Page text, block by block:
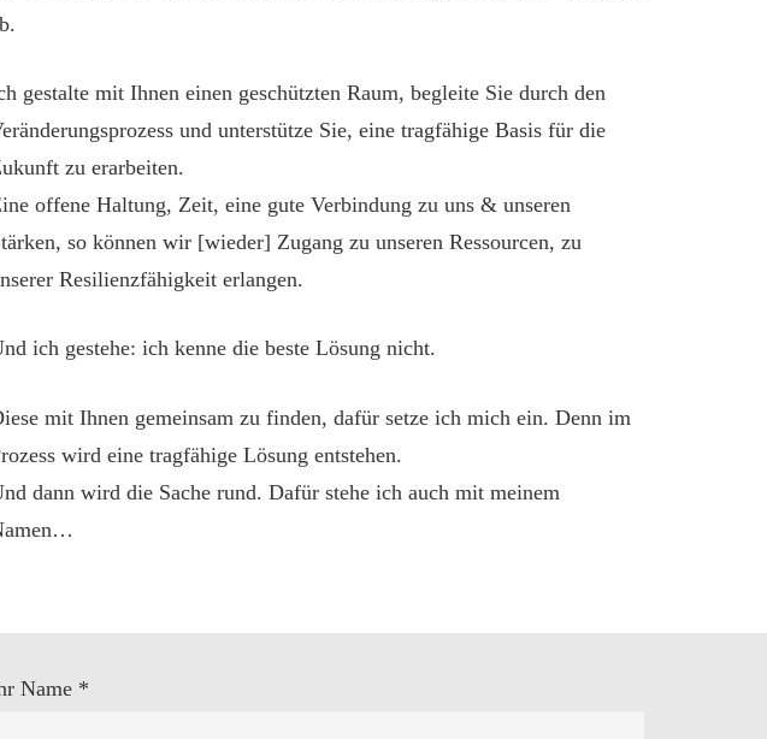
gestalte mit Ihnen einen geschützten Raum, begleite Sie durch den
und unterstütze Sie, eine tragfähige Basis für die
zu erarbeiten.
offene Haltung, Zeit, eine gute Verbindung zu uns & unseren
so können wir [wieder] Zugang zu unseren Ressourcen, zu
Resilienzfähigkeit erlangen.
ich gestehe: ich kenne die beste Lösung nicht.
mit Ihnen gemeinsam zu finden, dafür setze ich mich ein. Denn im
wird eine tragfähige Lösung entstehen.
dann wird die Sache rund. Dafür stehe ich auch mit meinem
Name *